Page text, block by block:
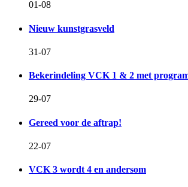
01-08
Nieuw kunstgrasveld
31-07
Bekerindeling VCK 1 & 2 met
29-07
Gereed voor de aftrap!
22-07
VCK 3 wordt 4 en andersom